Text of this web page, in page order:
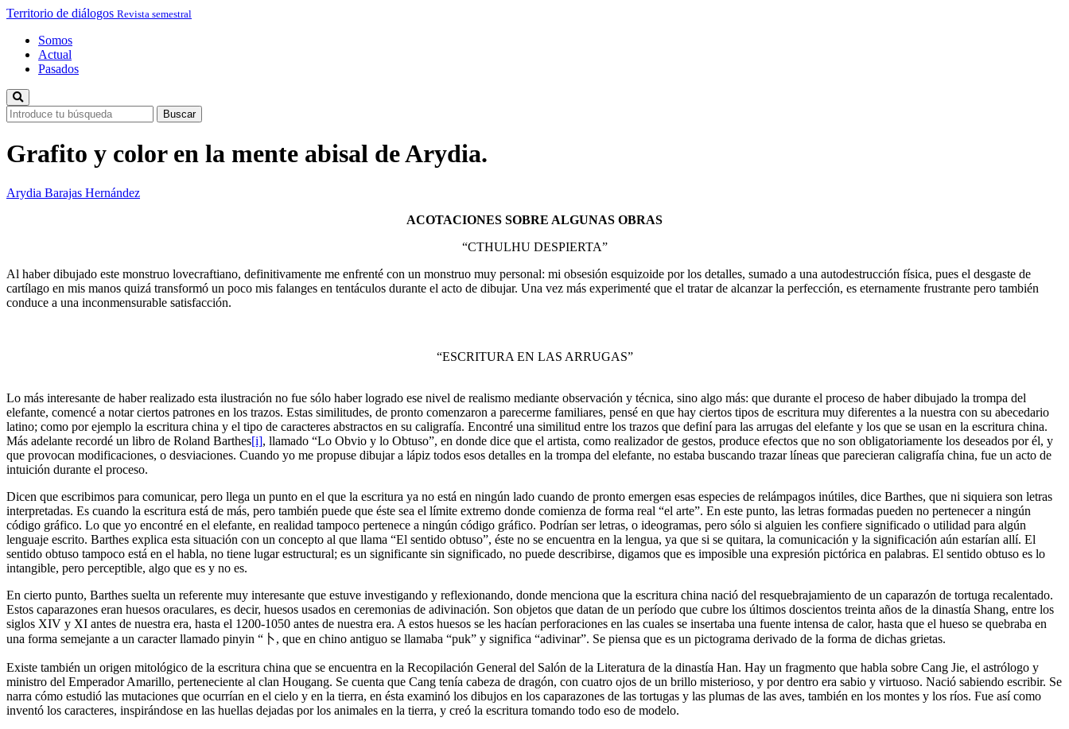
Territorio de diálogos Revista semestral
Somos
Actual
Pasados
Grafito y color en la mente abisal de Arydia.
Arydia Barajas Hernández
ACOTACIONES SOBRE ALGUNAS OBRAS
“CTHULHU DESPIERTA”
Al haber dibujado este monstruo lovecraftiano, definitivamente me enfrenté con un monstruo muy personal: mi obsesión esquizoide por los detalles, sumado a una autodestrucción física, pues el desgaste de
cartílago en mis manos quizá transformó un poco mis falanges en tentáculos durante el acto de dibujar. Una vez más experimenté que el tratar de alcanzar la perfección, es eternamente frustrante pero también
conduce a una inconmensurable satisfacción.
“ESCRITURA EN LAS ARRUGAS”
Lo más interesante de haber realizado esta ilustración no fue sólo haber logrado ese nivel de realismo mediante observación y técnica, sino algo más: que durante el proceso de haber dibujado la trompa del
elefante, comencé a notar ciertos patrones en los trazos. Estas similitudes, de pronto comenzaron a parecerme familiares, pensé en que hay ciertos tipos de escritura muy diferentes a la nuestra con su abecedario
latino; como por ejemplo la escritura china y el tipo de caracteres abstractos en su caligrafía. Encontré una similitud entre los trazos que definí para las arrugas del elefante y los que se usan en la escritura china.
Más adelante recordé un libro de Roland Barthes[i], llamado “Lo Obvio y lo Obtuso”, en donde dice que el artista, como realizador de gestos, produce efectos que no son obligatoriamente los deseados por él, y
que provocan modificaciones, o desviaciones. Cuando yo me propuse dibujar a lápiz todos esos detalles en la trompa del elefante, no estaba buscando trazar líneas que parecieran caligrafía china, fue un acto de
intuición durante el proceso.
Dicen que escribimos para comunicar, pero llega un punto en el que la escritura ya no está en ningún lado cuando de pronto emergen esas especies de relámpagos inútiles, dice Barthes, que ni siquiera son letras
interpretadas. Es cuando la escritura está de más, pero también puede que éste sea el límite extremo donde comienza de forma real “el arte”. En este punto, las letras formadas pueden no pertenecer a ningún
código gráfico. Lo que yo encontré en el elefante, en realidad tampoco pertenece a ningún código gráfico. Podrían ser letras, o ideogramas, pero sólo si alguien les confiere significado o utilidad para algún
lenguaje escrito. Barthes explica esta situación con un concepto al que llama “El sentido obtuso”, éste no se encuentra en la lengua, ya que si se quitara, la comunicación y la significación aún estarían allí. El
sentido obtuso tampoco está en el habla, no tiene lugar estructural; es un significante sin significado, no puede describirse, digamos que es imposible una expresión pictórica en palabras. El sentido obtuso es lo
intangible, pero perceptible, algo que es y no es.
En cierto punto, Barthes suelta un referente muy interesante que estuve investigando y reflexionando, donde menciona que la escritura china nació del resquebrajamiento de un caparazón de tortuga recalentado.
Estos caparazones eran huesos oraculares, es decir, huesos usados en ceremonias de adivinación. Son objetos que datan de un período que cubre los últimos doscientos treinta años de la dinastía Shang, entre los
siglos XIV y XI antes de nuestra era, hasta el 1200-1050 antes de nuestra era. A estos huesos se les hacían perforaciones en las cuales se insertaba una fuente intensa de calor, hasta que el hueso se quebraba en
una forma semejante a un caracter llamado pinyin “卜, que en chino antiguo se llamaba “puk” y significa “adivinar”. Se piensa que es un pictograma derivado de la forma de dichas grietas.
Existe también un origen mitológico de la escritura china que se encuentra en la Recopilación General del Salón de la Literatura de la dinastía Han. Hay un fragmento que habla sobre Cang Jie, el astrólogo y
ministro del Emperador Amarillo, perteneciente al clan Hougang. Se cuenta que Cang tenía cabeza de dragón, con cuatro ojos de un brillo misterioso, y por dentro era sabio y virtuoso. Nació sabiendo escribir. Se
narra cómo estudió las mutaciones que ocurrían en el cielo y en la tierra, en ésta examinó los dibujos en los caparazones de las tortugas y las plumas de las aves, también en los montes y los ríos. Fue así como
inventó los caracteres, inspirándose en las huellas dejadas por los animales en la tierra, y creó la escritura tomando todo eso de modelo.